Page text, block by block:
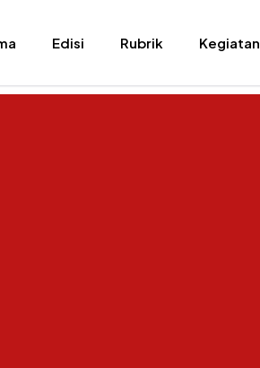
Edisi Rubrik Kegiatan